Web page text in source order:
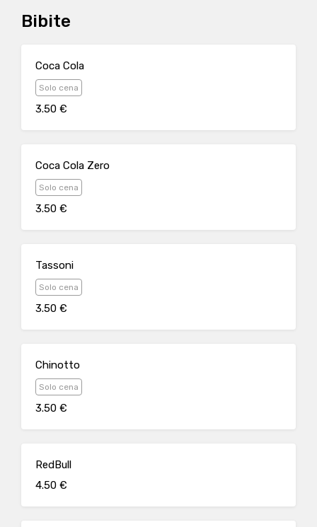
Bibite
Coca Cola
Solo cena
3.50 €
Coca Cola Zero
Solo cena
3.50 €
Tassoni
Solo cena
3.50 €
Chinotto
Solo cena
3.50 €
RedBull
4.50 €